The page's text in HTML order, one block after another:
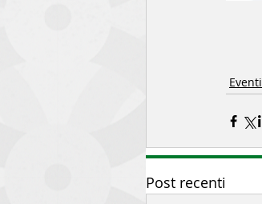
Eventi
Post recenti